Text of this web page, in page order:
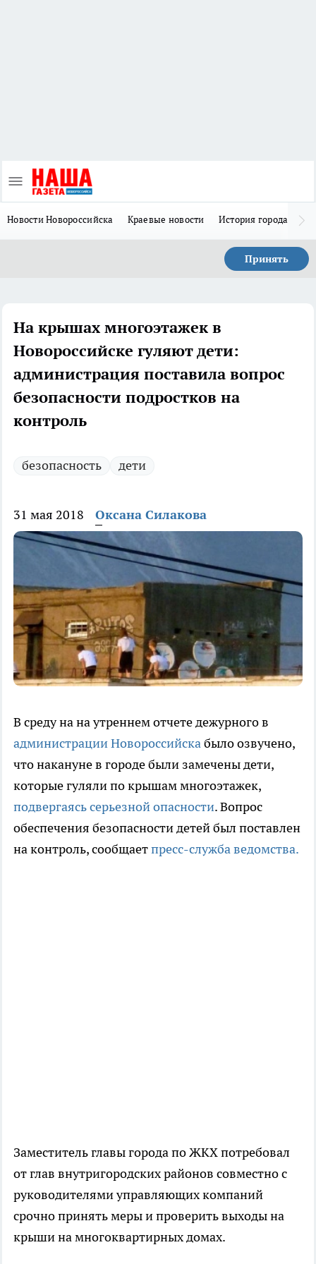
Новости Новороссийска Краевые новости История города Н
Принять
На крышах многоэтажек в
Новороссийске гуляют дети:
администрация поставила вопрос
безопасности подростков на
контроль
безопасность дети
31 мая 2018 Оксана Силакова
В среду на на утреннем отчете дежурного в
администрации Новороссийскабыло озвучено,
что накануне в городе были замечены дети,
которые гуляли по крышам многоэтажек,
подвергаясь серьезной опасности. Вопрос
обеспечения безопасности детей был поставлен
на контроль, сообщаетпресс-служба ведомства.
Заместитель главы города по ЖКХ потребовал
от глав внутригородских районов совместно с
руководителями управляющих компаний
срочно принять меры и проверить выходы на
крыши на многоквартирных домах.